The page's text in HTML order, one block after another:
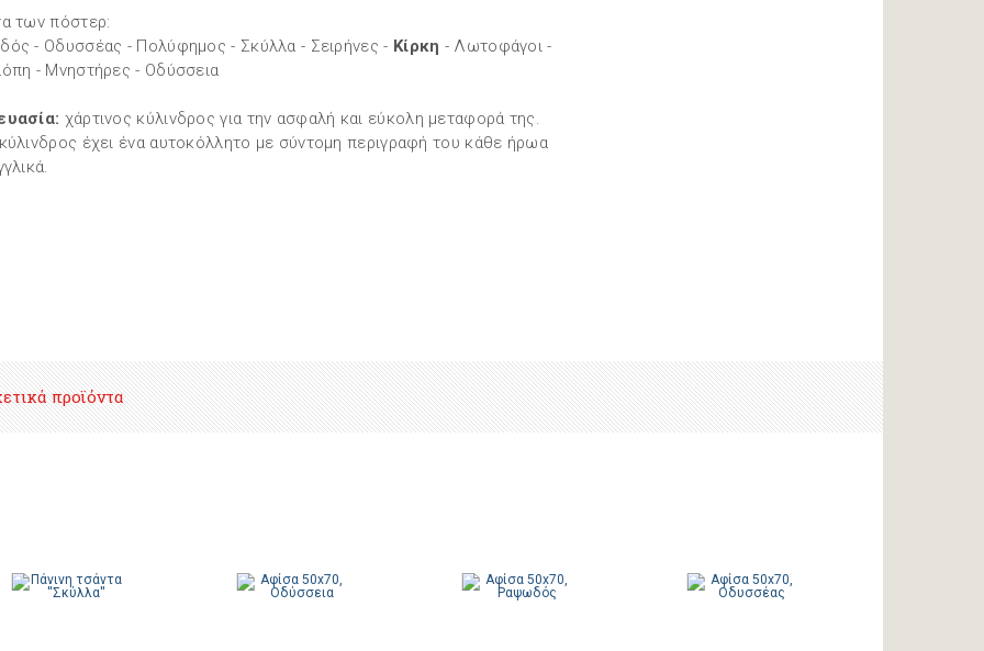
των πόστερ:
- Οδυσσέας - Πολύφημος - Σκύλλα - Σειρήνες - Κίρκη - Λωτοφάγοι -
- Μνηστήρες - Οδύσσεια
χάρτινος κύλινδρος για την ασφαλή και εύκολη μεταφορά της.
έχει ένα αυτοκόλλητο με σύντομη περιγραφή του κάθε ήρωα
προϊόντα